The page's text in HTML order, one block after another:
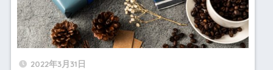
2022年3月31日